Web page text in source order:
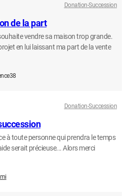
Donation-Succession
de la part
vendre sa maison trop grande.
en lui laissant ma part de la vente
Donation-Succession
à toute personne qui prendra le temps
serait précieuse... Alors merci